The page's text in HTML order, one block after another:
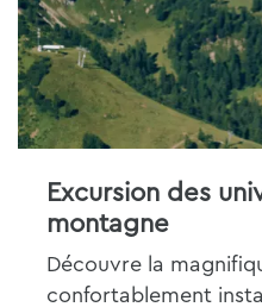
Excursion des
montagne
Découvre la
confortablement